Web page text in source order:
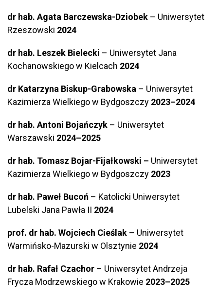
dr hab. Agata Barczewska-Dziobek – Uniwersytet
Rzeszowski 2024
dr hab. Leszek Bielecki – Uniwersytet Jana
Kochanowskiego w Kielcach 2024
dr Katarzyna Biskup-Grabowska – Uniwersytet
Kazimierza Wielkiego w Bydgoszczy 2023–2024
dr hab. Antoni Bojańczyk – Uniwersytet
Warszawski 2024–2025
dr hab. Tomasz Bojar-Fijałkowski – Uniwersytet
Kazimierza Wielkiego w Bydgoszczy 2023
dr hab. Paweł Bucoń – Katolicki Uniwersytet
Lubelski Jana Pawła II 2024
prof. dr hab. Wojciech Cieślak – Uniwersytet
Warmińsko-Mazurski w Olsztynie 2024
dr hab. Rafał Czachor – Uniwersytet Andrzeja
Frycza Modrzewskiego w Krakowie 2023–2025